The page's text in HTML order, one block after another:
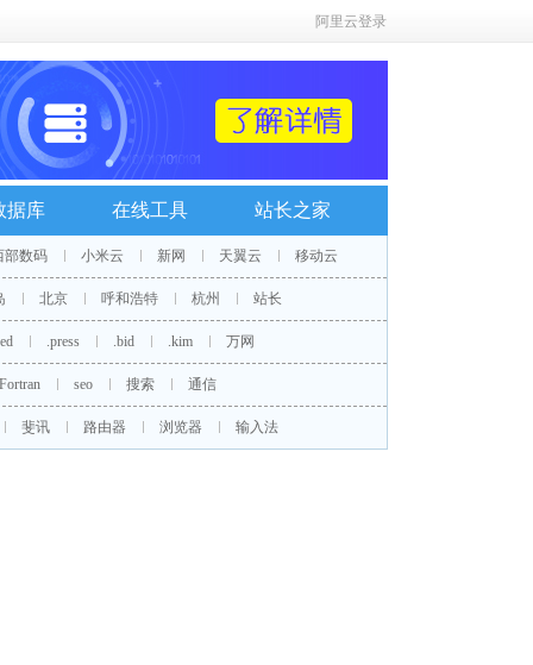
阿里云登录
据库 在线工具 站长之家
部数码 小米云 新网 天翼云 移动云
北京 呼和浩特 杭州 站长
.press .bid .kim 万网
Fortran seo 搜索 通信
斐讯 路由器 浏览器 输入法